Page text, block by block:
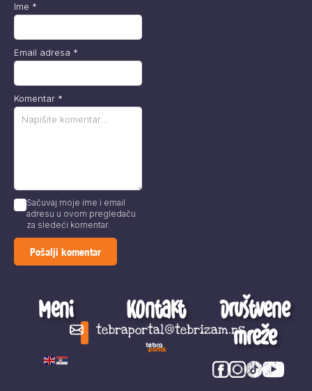
Komentar *
Ime *
Email adresa *
Sačuvaj moje ime i email
adresu u ovom pregledaču
za sledeći komentar.
Meni Kontakt
tebraportal@tebrizam.rs
Društvene
mreže